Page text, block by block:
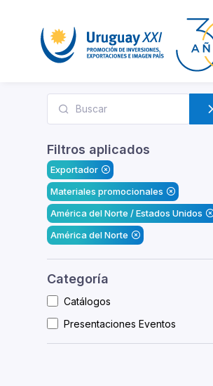
Filtros aplicados
Exportador
Materiales promocionales
América del Norte / Estados Unidos
América del Norte
Categoría
Catálogos
Presentaciones Eventos